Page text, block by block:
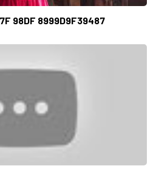
98DF 8999D9F39487